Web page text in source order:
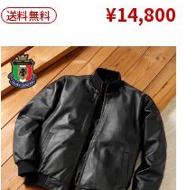
送料無料 ¥14,800